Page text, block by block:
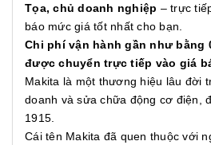
Tọa, chủ doanh nghiệp – trực
báo mức giá tốt nhất cho bạn.
Chi phí vận hành gần như bằng
được chuyển trực tiếp vào giá
Makita là một thương hiệu lâu đời
doanh và sửa chữa động cơ điện,
1915.
Cái tên Makita đã quen thuộc với